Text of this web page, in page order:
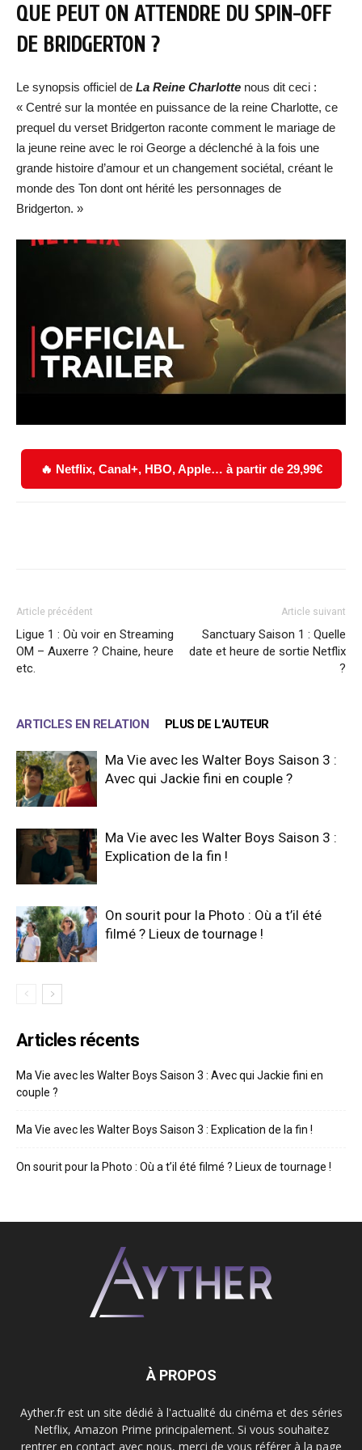
QUE PEUT ON ATTENDRE DU SPIN-OFF
DE BRIDGERTON ?
Le synopsis officiel de La Reine Charlotte nous dit ceci :
« Centré sur la montée en puissance de la reine Charlotte, ce
prequel du verset Bridgerton raconte comment le mariage de
la jeune reine avec le roi George a déclenché à la fois une
grande histoire d’amour et un changement sociétal, créant le
monde des Ton dont ont hérité les personnages de
Bridgerton. »
🔥 Netflix, Canal+, HBO, Apple… à partir de 29,99€
Article précédent
Ligue 1 : Où voir en Streaming
OM – Auxerre ? Chaine, heure
etc.
Article suivant
Sanctuary Saison 1 : Quelle
date et heure de sortie Netflix
?
ARTICLES EN RELATION PLUS DE L'AUTEUR
Ma Vie avec les Walter Boys Saison 3 :
Avec qui Jackie fini en couple ?
Ma Vie avec les Walter Boys Saison 3 :
Explication de la fin !
On sourit pour la Photo : Où a t’il été
filmé ? Lieux de tournage !
Articles récents
Ma Vie avec les Walter Boys Saison 3 : Avec qui Jackie fini en
couple ?
Ma Vie avec les Walter Boys Saison 3 : Explication de la fin !
On sourit pour la Photo : Où a t’il été filmé ? Lieux de tournage !
À PROPOS
Ayther.fr est un site dédié à l'actualité du cinéma et des séries
Netflix, Amazon Prime principalement. Si vous souhaitez
rentrer en contact avec nous, merci de vous référer à la page